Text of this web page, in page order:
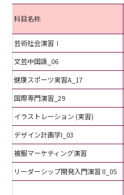
科目名称
芸術社会演習Ⅰ
文芸中国語_06
健康スポーツ実習A_17
国際専門演習_29
イラストレーション (実習)
デザイン計画学I_03
被服マーケティング演習
リーダーシップ開発入門演習 II_05